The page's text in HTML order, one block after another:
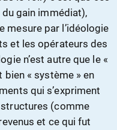
du gain immédiat),
mesure par l’idéologie
et les opérateurs des
n’est autre que le «
bien « système » en
qui s’expriment
(comme
et ce qui fut